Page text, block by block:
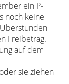
ein P-
noch keine
Freibetrag.
auf dem
sie ziehen